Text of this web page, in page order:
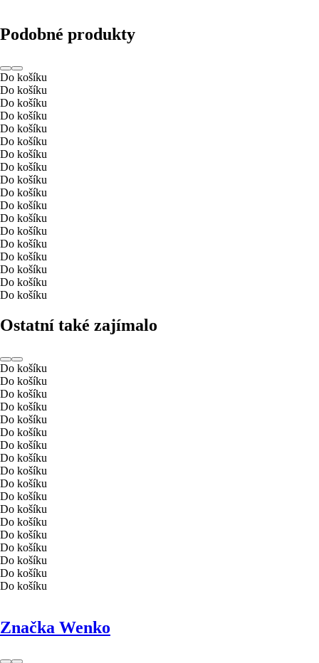
Podobné produkty
Do košíku
Do košíku
Do košíku
Do košíku
Do košíku
Do košíku
Do košíku
Do košíku
Do košíku
Do košíku
Do košíku
Do košíku
Do košíku
Do košíku
Do košíku
Do košíku
Do košíku
Do košíku
Ostatní také zajímalo
Do košíku
Do košíku
Do košíku
Do košíku
Do košíku
Do košíku
Do košíku
Do košíku
Do košíku
Do košíku
Do košíku
Do košíku
Do košíku
Do košíku
Do košíku
Do košíku
Do košíku
Do košíku
Značka Wenko